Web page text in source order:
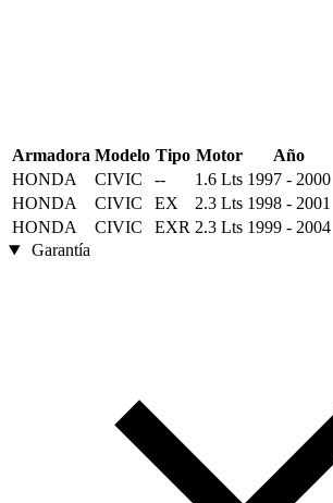
Armadora Modelo Tipo Motor
Año
HONDA
CIVIC -- 1.6 Lts 1997 - 2000
HONDA
CIVIC EX 2.3 Lts 1998 - 2001
HONDA
CIVIC EXR 2.3 Lts 1999 - 2004
Garantía